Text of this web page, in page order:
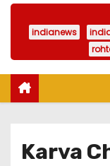
indianews
Karva